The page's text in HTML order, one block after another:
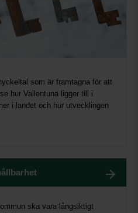
som är framtagna för att
hur Vallentuna ligger till i
i landet och hur utvecklingen
ska vara långsiktigt